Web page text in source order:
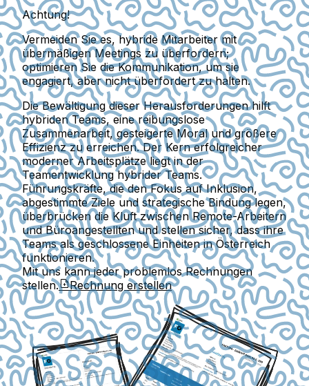
Achtung!
Vermeiden Sie es, hybride Mitarbeiter mit
übermäßigen Meetings zu überfordern;
optimieren Sie die Kommunikation, um sie
engagiert, aber nicht überfordert zu halten.
Die Bewältigung dieser Herausforderungen hilft
hybriden Teams, eine reibungslose
Zusammenarbeit, gesteigerte Moral und größere
Effizienz zu erreichen. Der Kern erfolgreicher
moderner Arbeitsplätze liegt in der
Teamentwicklung hybrider Teams.
Führungskräfte, die den Fokus auf Inklusion,
abgestimmte Ziele und strategische Bindung legen,
überbrücken die Kluft zwischen Remote-Arbeitern
und Büroangestellten und stellen sicher, dass ihre
Teams als geschlossene Einheiten in Österreich
funktionieren.
Mit uns kann jeder problemlos Rechnungen
stellen.
Rechnung erstellen